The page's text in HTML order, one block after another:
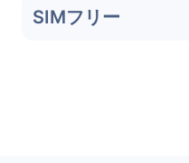
SIMフリー